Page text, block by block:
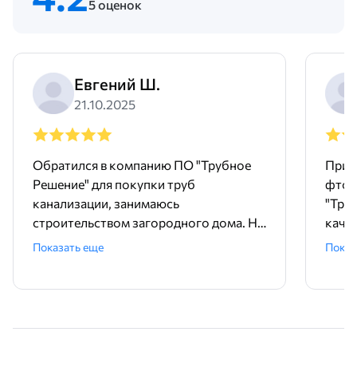
5 оценок
Евгений Ш.
21.10.2025
Обратился в компанию ПО "Трубное
Решение" для покупки труб
канализации, занимаюсь
строительством загородного дома. На
сайте оставил заявку, менеджер Мария
Показать еще